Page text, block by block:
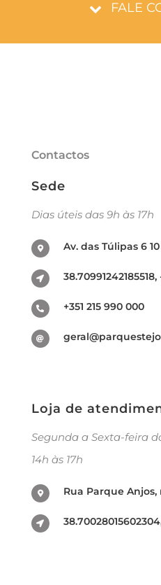
FALE
Contactos
Sede
Dias úteis das 9h às 17h
Av. das Túlipas 6 10
38.70991242185518,
+351 215 990 000
Loja de
Segunda a Sexta-feira
14h às 17h
Rua Parque Anjos,